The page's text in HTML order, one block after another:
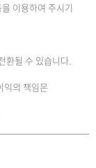
이용하여 주시기
환될 수 있습니다.
의 책임은